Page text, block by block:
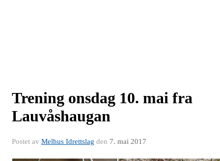
Trening onsdag 10. mai fra
Lauvåshaugan
Postet av Melhus Idrettslag den 7. mai 2017